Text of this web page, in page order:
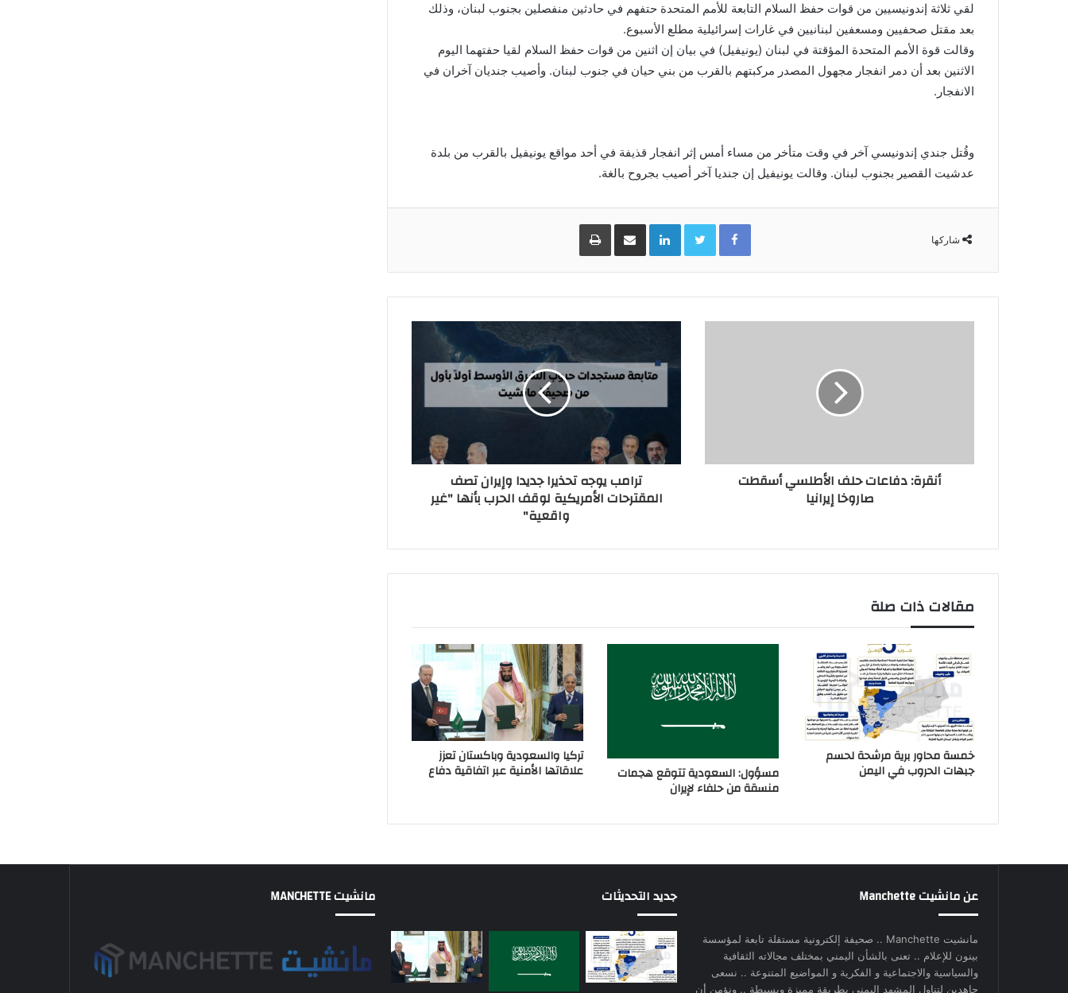
لقي ثلاثة إندونيسيين من قوات حفظ السلام التابعة للأمم المتحدة حتفهم في حادثين منفصلين بجنوب لبنان، وذلك
بعد مقتل صحفيين ومسعفين لبنانيين في غارات إسرائيلية مطلع الأسبوع.
وقالت قوة الأمم المتحدة المؤقتة في لبنان (يونيفيل) في بيان إن اثنين من قوات حفظ ​السلام لقيا حفتهما اليوم
الاثنين بعد أن دمر انفجار مجهول المصدر مركبتهم بالقرب من بني حيان في جنوب لبنان. وأصيب ‌جنديان آخران في
الانفجار.
وقُتل جندي إندونيسي آخر في وقت متأخر من مساء أمس إثر انفجار قذيفة في أحد مواقع يونيفيل بالقرب من بلدة
عدشيت القصير بجنوب لبنان. وقالت يونيفيل إن جنديا آخر أصيب بجروح بالغة.
شاركها
Facebook
Twitter
LinkedInمشاركة عبر البريد طباعة
أنقرة: دفاعات حلف الأطلسي أسقطت
صاروخا إيرانيا
ترامب يوجه تحذيرا جديدا وإيران تصف
المقترحات الأمريكية لوقف الحرب بأنها "غير
واقعية"
مقالات ذات صلة
خمسة محاور برية مرشحة لحسم
جبهات الحروب في اليمن مسؤول: السعودية تتوقع هجمات
منسقة من حلفاء لإيران
تركيا والسعودية وباكستان تعزز
علاقاتها الأمنية عبر اتفاقية دفاع
عن مانشيت Manchette
مانشيت Manchette .. صحيفة إلكترونية مستقلة تابعة لمؤسسة
بينون للإعلام .. تعنى بالشأن اليمني بمختلف مجالاته الثقافية
والسياسية والاجتماعية و الفكرية و المواضيع المتنوعة .. نسعى
جاهدين لتناول المشهد اليمني بطريقة مميزة وبسيطة .. ونؤمن أن
جديد التحديثات مانشيت MANCHETTE